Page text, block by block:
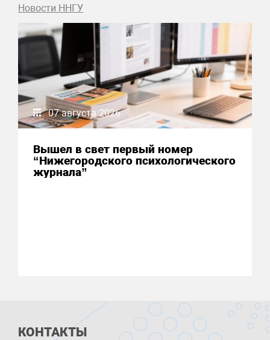
Новости ННГУ
07 августа 2026
Вышел в свет первый номер
“Нижегородского психологического
журнала”
КОНТАКТЫ